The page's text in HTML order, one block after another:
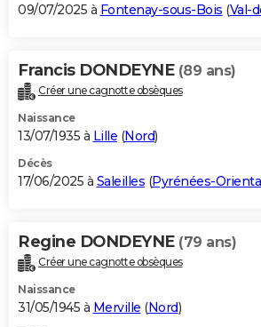
09/07/2025 à Fontenay-sous-Bois (Val-
Francis DONDEYNE (89 ans)
Créer une cagnotte obsèques
Naissance
13/07/1935 à Lille (Nord)
Décès
17/06/2025 à Saleilles (Pyrénées-
Regine DONDEYNE (79 ans)
Créer une cagnotte obsèques
Naissance
31/05/1945 à Merville (Nord)